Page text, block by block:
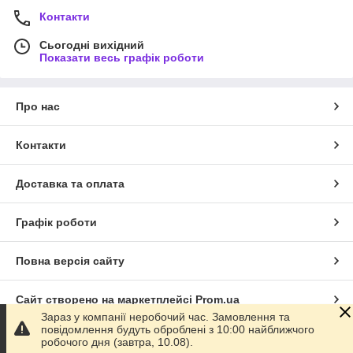
Контакти
Сьогодні вихідний
Показати весь графік роботи
Про нас
Контакти
Доставка та оплата
Графік роботи
Повна версія сайту
Сайт створено на маркетплейсі Prom.ua
Політика конфіденційності
Зараз у компанії неробочий час. Замовлення та
повідомлення будуть оброблені з 10:00 найближчого
робочого дня (завтра, 10.08).